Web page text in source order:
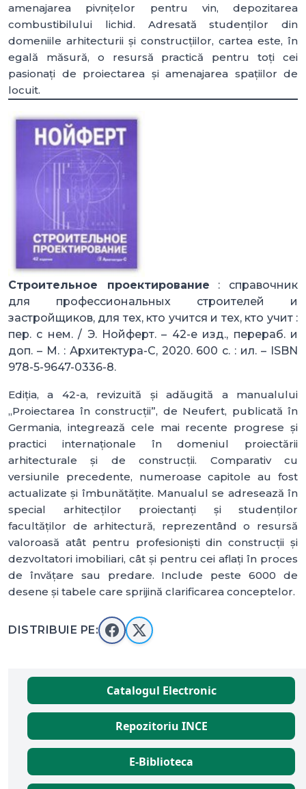
amenajarea pivnițelor pentru vin, depozitarea
combustibilului lichid. Adresată studenților din
domeniile arhitecturii și construcțiilor, cartea este, în
egală măsură, o resursă practică pentru toți cei
pasionați de proiectarea și amenajarea spațiilor de
locuit.
Строительное проектирование : справочник
для профессиональных строителей и
застройщиков, для тех, кто учится и тех, кто учит :
пер. с нем. / Э. Нойферт. – 42-е изд., перераб. и
доп. – М. : Архитектура-С, 2020. 600 с. : ил. – ISBN
978-5-9647-0336-8.
Ediția, a 42-a, revizuită și adăugită a manualului
„Proiectarea în construcții”, de Neufert, publicată în
Germania, integrează cele mai recente progrese și
practici internaționale în domeniul proiectării
arhitecturale și de construcții. Comparativ cu
versiunile precedente, numeroase capitole au fost
actualizate și îmbunătățite. Manualul se adresează în
special arhitecților proiectanți și studenților
facultăților de arhitectură, reprezentând o resursă
valoroasă atât pentru profesioniști din construcții și
dezvoltatori imobiliari, cât și pentru cei aflați în proces
de învățare sau predare. Include peste 6000 de
desene și tabele care sprijină clarificarea conceptelor.
DISTRIBUIE PE:
Catalogul Electronic
Repozitoriu INCE
E-Biblioteca